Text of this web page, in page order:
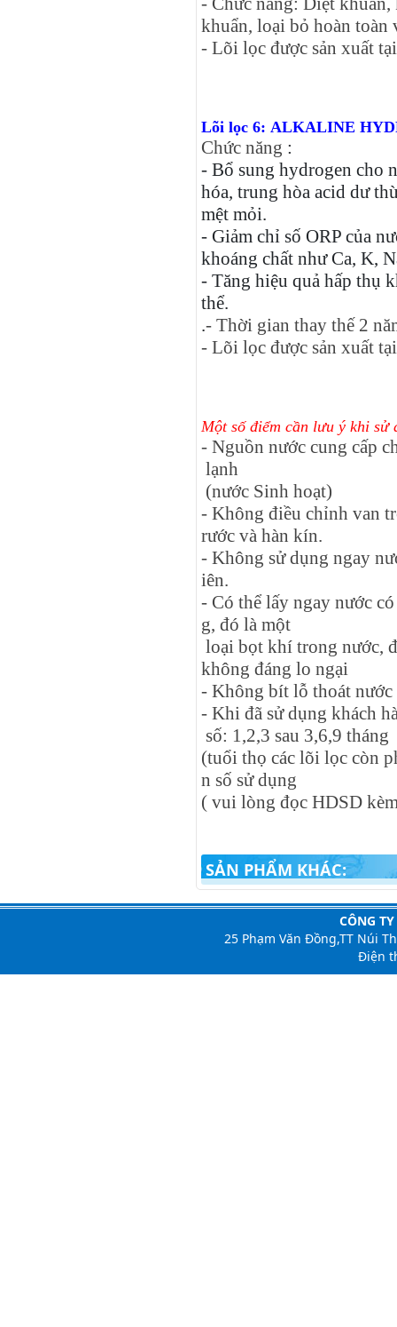
khuẩn, loại bỏ hoàn
- Lõi lọc được sản xuất
Lõi lọc 6: ALKALINE
Chức năng :
- Bổ sung hydrogen cho
hóa, trung hòa acid dư
mệt mỏi.
- Giảm chỉ số ORP của
khoáng chất như Ca, K,
- Tăng hiệu quả hấp thụ
thể.
.- Thời gian thay thế 2
- Lõi lọc được sản xuất
Một số điểm cần lưu ý khi sử
- Nguồn nước cung cấp
lạnh
(nước Sinh hoạt)
- Không điều chỉnh van
rước và hàn kín.
- Không sử dụng ngay
iên.
- Có thể lấy ngay nước
g, đó là một
loại bọt khí trong nước,
không đáng lo ngại
- Không bít lỗ thoát
- Khi đã sử dụng khách
số: 1,2,3 sau 3,6,9 tháng
(tuổi thọ các lõi lọc còn
n số sử dụng
( vui lòng đọc HDSD
SẢN PHẨM KHÁC:
CÔNG
25 Phạm Văn Đồng,TT Núi
Điện